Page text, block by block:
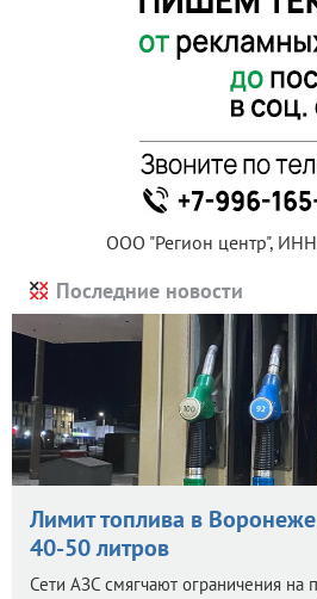
ООО "Регион центр",
Последние новости
Лимит топлива в
40-50 литров
Сети АЗС смягчают ограничения на